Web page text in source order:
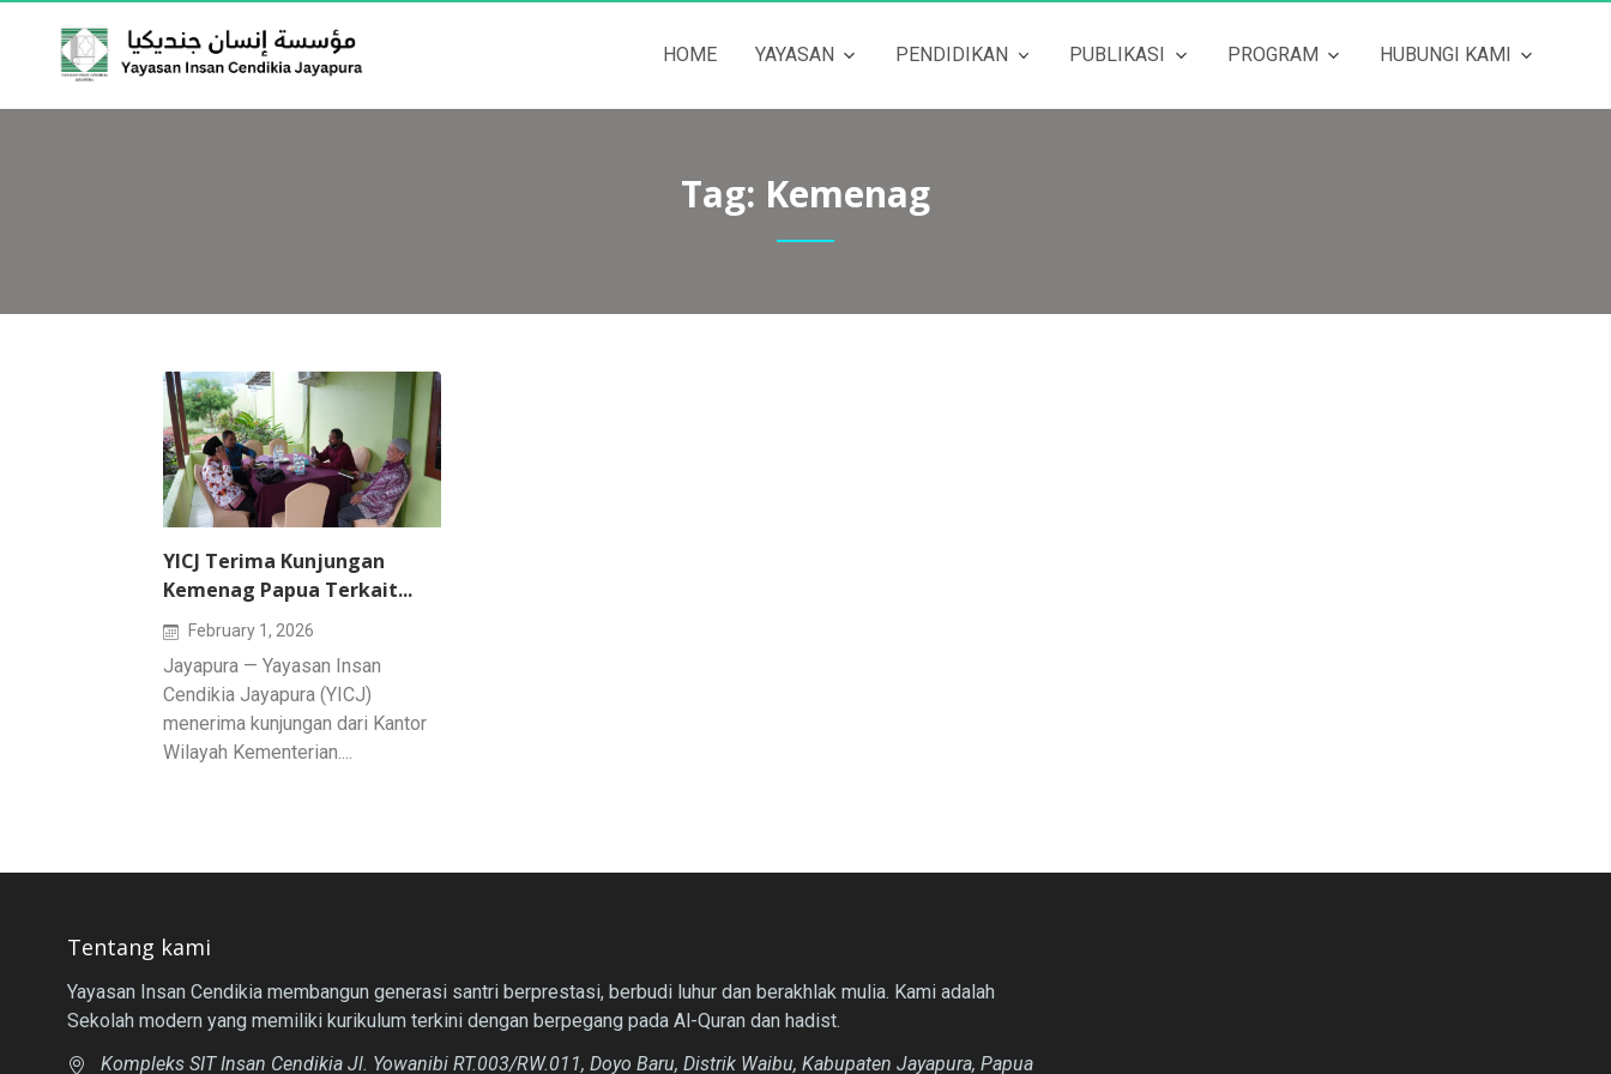
HOME YAYASAN PENDIDIKAN PUBLIKASI PROGRAM HUBUNGI KAMI
Tag: Kemenag
YICJ Terima Kunjungan
Kemenag Papua Terkait...
February 1, 2026
Jayapura — Yayasan Insan
Cendikia Jayapura (YICJ)
menerima kunjungan dari Kantor
Wilayah Kementerian....
Tentang kami
Yayasan Insan Cendikia membangun generasi santri berprestasi, berbudi luhur dan berakhlak mulia. Kami adalah
Sekolah modern yang memiliki kurikulum terkini dengan berpegang pada Al-Quran dan hadist.
Kompleks SIT Insan Cendikia Jl. Yowanibi RT.003/RW.011, Doyo Baru, Distrik Waibu, Kabupaten Jayapura, Papua